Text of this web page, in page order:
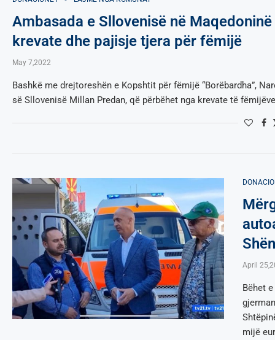
Ambasada e Sllovenisë në
krevate dhe pajisje tjera për fëmijë
May 7,2022
Bashkë me drejtoreshën e Kopshtit për fëmijë “Borëbardha”,
së Sllovenisë Millan Predan, që përbëhet nga krevate të
April
Bëhet
mijë